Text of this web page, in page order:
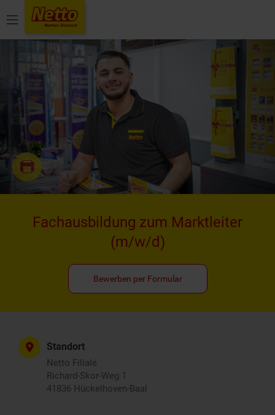
Menü
Fachausbildung zum Marktleiter
(m/w/d)
Bewerben per Formular
Standort
Netto Filiale
Richard-Skor-Weg 1
41836 Hückelhoven-Baal